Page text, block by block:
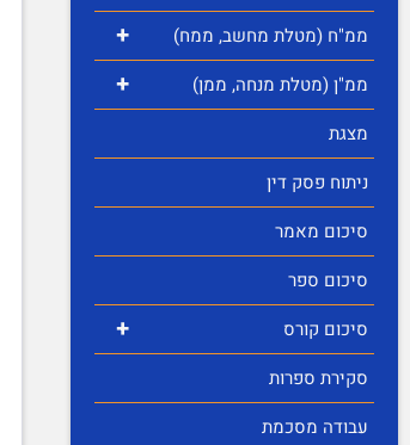
+ ממ"ח (מטלת מחשב, ממח)
+
ממ"ן (מטלת מנחה, ממן)
מצגת
ניתוח פסק דין
סיכום מאמר
סיכום ספר
+
סיכום קורס
סקירת ספרות
עבודה מסכמת